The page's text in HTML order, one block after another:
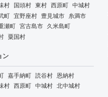
村 国頭村 東村 西原町 中城村
町 宜野座村 豊見城市 糸満市
瀬町 宮古島市 久米島町
粟国村
ン
嘉手納町 読谷村 恩納村
村 西原町 中城村 北中城村